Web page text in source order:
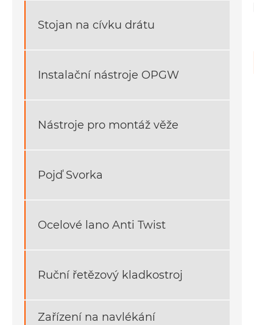
Stojan na cívku drátu
Instalační nástroje OPGW
Nástroje pro montáž věže
Pojď Svorka
Ocelové lano Anti Twist
Ruční řetězový kladkostroj
Zařízení na navlékání